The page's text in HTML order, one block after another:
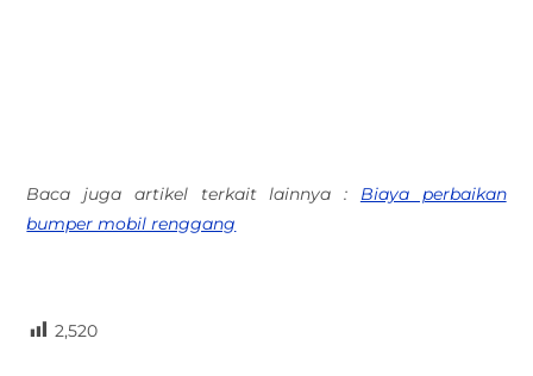
Baca juga artikel terkait lainnya : Biaya perbaikan
bumper mobil renggang
2,520